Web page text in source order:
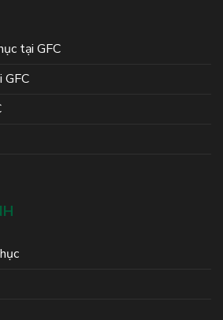
tại GFC
GFC